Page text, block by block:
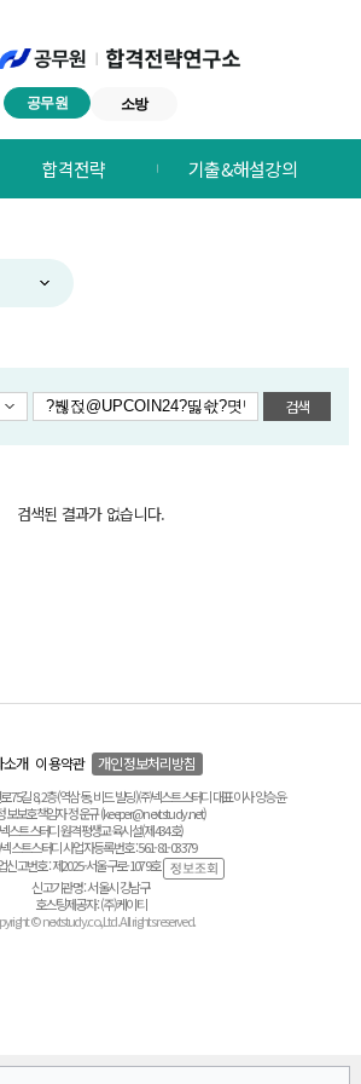
공무원 소방
합격전략 기출&해설강의
검색
검색된 결과가 없습니다.
개 이용약관 개인정보처리방침
75길 8, 2층(역삼동, 비드 빌딩) ㈜넥스트스터디 대표이사 양승윤
보보호책임자 정운규 (keeper@nextstudy.net)
넥스트스터디 원격평생교육시설(제434호)
스트스터디 사업자등록번호 : 561-81-03379
신고번호 : 제2025-서울구로-1079호
신고기관명 : 서울시 강남구
호스팅제공자 : (주)케이티
© nextstudy.co.,Ltd. All rights reserved.